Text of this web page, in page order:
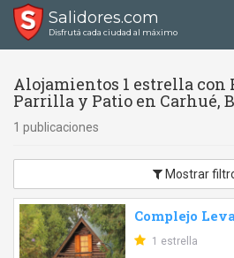
Salidores.com
Disfrutá cada ciudad al máximo
Alojamientos 1 estrella con
Parrilla y Patio en Carhué,
1 publicaciones
Mostrar
Complejo
1 estrella